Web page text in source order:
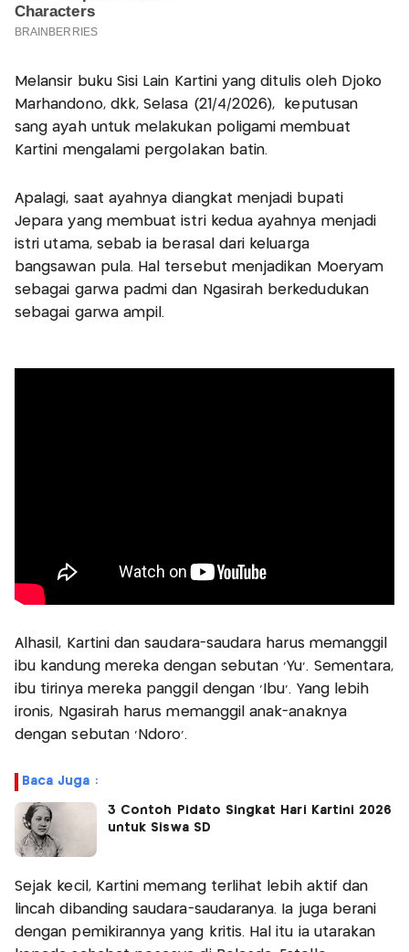
Melansir buku Sisi Lain Kartini yang ditulis oleh Djoko
Marhandono, dkk, Selasa (21/4/2026), keputusan
sang ayah untuk melakukan poligami membuat
Kartini mengalami pergolakan batin.
Apalagi, saat ayahnya diangkat menjadi bupati
Jepara yang membuat istri kedua ayahnya menjadi
istri utama, sebab ia berasal dari keluarga
bangsawan pula. Hal tersebut menjadikan Moeryam
sebagai garwa padmi dan Ngasirah berkedudukan
sebagai garwa ampil.
Alhasil, Kartini dan saudara-saudara harus memanggil
ibu kandung mereka dengan sebutan ‘Yu’. Sementara,
ibu tirinya mereka panggil dengan ‘Ibu’. Yang lebih
ironis, Ngasirah harus memanggil anak-anaknya
dengan sebutan ‘Ndoro’.
Baca Juga :
3 Contoh Pidato Singkat Hari Kartini 2026
untuk Siswa SD
Sejak kecil, Kartini memang terlihat lebih aktif dan
lincah dibanding saudara-saudaranya. Ia juga berani
dengan pemikirannya yang kritis. Hal itu ia utarakan